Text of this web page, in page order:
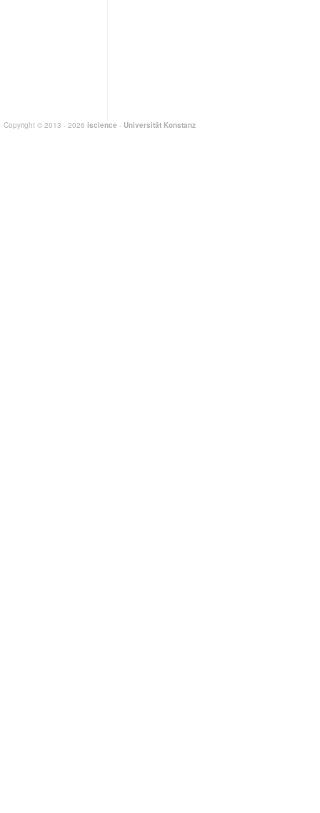
Copyright © 2013 - 2026 iscience - Universität Konstanz